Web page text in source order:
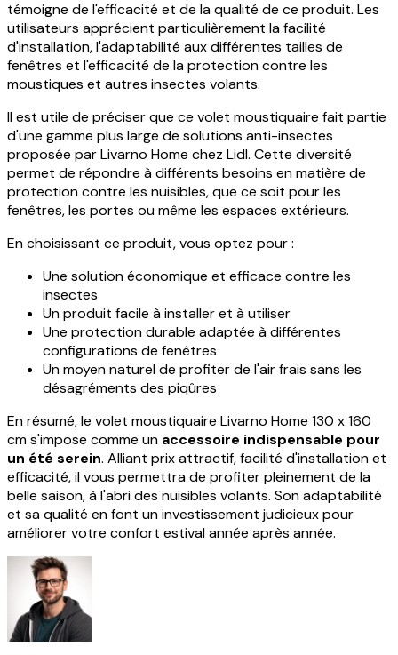
témoigne de l'efficacité et de la qualité de ce produit. Les
utilisateurs apprécient particulièrement la facilité
d'installation, l'adaptabilité aux différentes tailles de
fenêtres et l'efficacité de la protection contre les
moustiques et autres insectes volants.
Il est utile de préciser que ce volet moustiquaire fait partie
d'une gamme plus large de solutions anti-insectes
proposée par Livarno Home chez Lidl. Cette diversité
permet de répondre à différents besoins en matière de
protection contre les nuisibles, que ce soit pour les
fenêtres, les portes ou même les espaces extérieurs.
En choisissant ce produit, vous optez pour :
Une solution économique et efficace contre les
insectes
Un produit facile à installer et à utiliser
Une protection durable adaptée à différentes
configurations de fenêtres
Un moyen naturel de profiter de l'air frais sans les
désagréments des piqûres
En résumé, le volet moustiquaire Livarno Home 130 x 160
cm s'impose comme un accessoire indispensable pour
un été serein. Alliant prix attractif, facilité d'installation et
efficacité, il vous permettra de profiter pleinement de la
belle saison, à l'abri des nuisibles volants. Son adaptabilité
et sa qualité en font un investissement judicieux pour
améliorer votre confort estival année après année.